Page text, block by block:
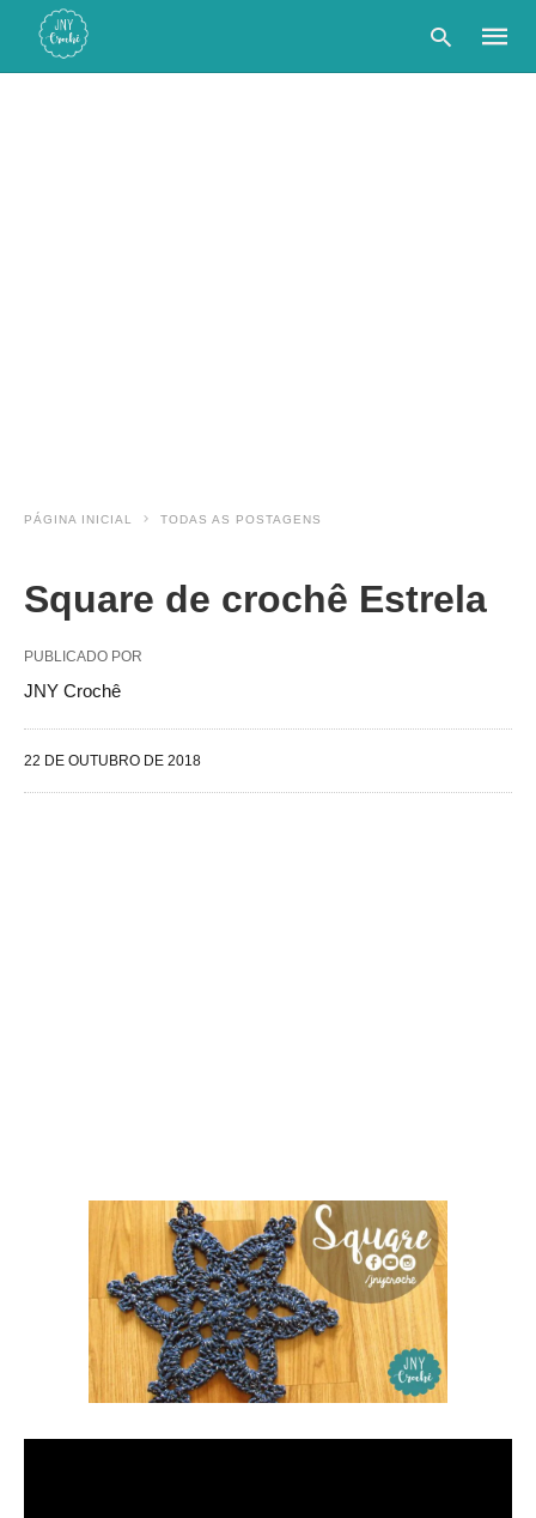
PÁGINA INICIAL TODAS AS POSTAGENS
Square de crochê Estrela
PUBLICADO POR
JNY Crochê
22 DE OUTUBRO DE 2018